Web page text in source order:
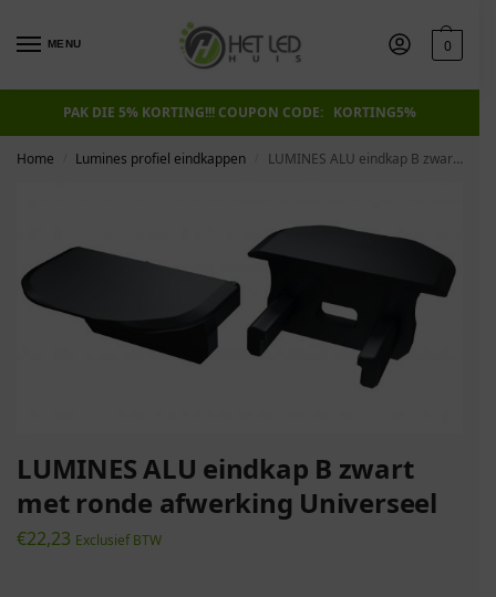
MENU 0
PAK DIE 5% KORTING!!! COUPON CODE: KORTING5%
Home Lumines profiel eindkappen LUMINES ALU eindkap B zwart met ronde afwerking Universeel
LUMINES ALU eindkap B zwart
met ronde afwerking Universeel
€22,23 Exclusief BTW